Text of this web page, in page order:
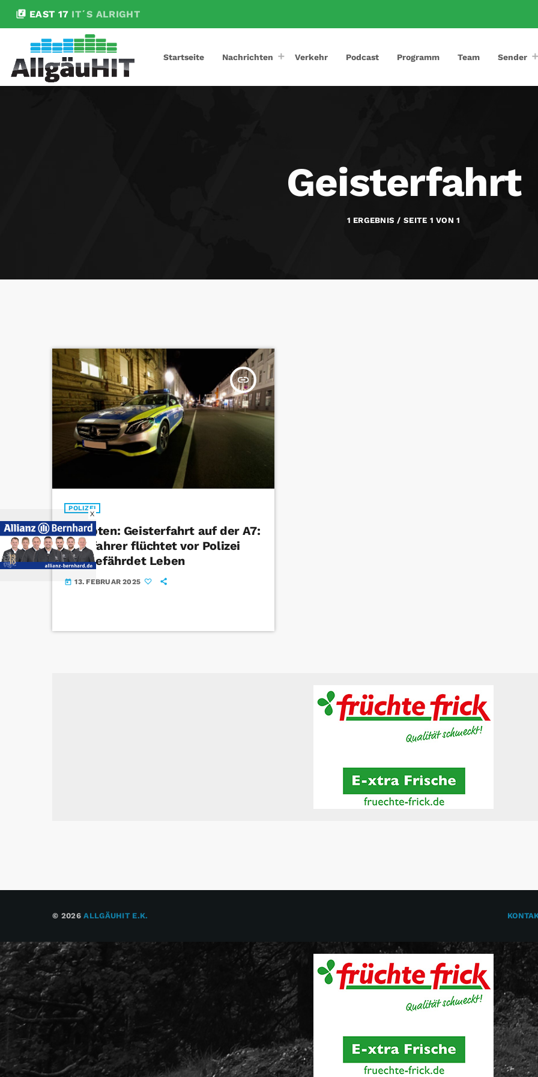
library_music EAST 17 IT´S ALRIGHT
Startseite Nachrichten Verkehr Podcast Programm Team Sender
Geisterfahrt
1 ERGEBNIS / SEITE 1 VON 1
insert_link
POLIZEI
Kempten: Geisterfahrt auf der A7:
Autofahrer flüchtet vor Polizei
und gefährdet Leben
today 13. FEBRUAR 2025
© 2026ALLGÄUHIT E.K.
X